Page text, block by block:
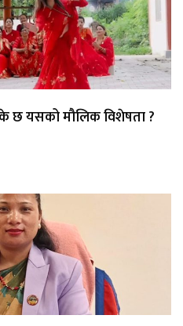
छ यसको मौलिक विशेषता ?